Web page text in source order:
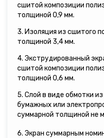
сшитой композиции
толщиной 0,9 мм.
3. Изоляция из сшитого
толщиной 3,4 мм.
4. Экструдированный
сшитой композиции
толщиной 0,6 мм.
5. Слой в виде обмотки
бумажных или
суммарной толщиной не
6. Экран суммарным